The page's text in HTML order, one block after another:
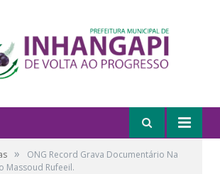
»
ONG Record Grava Documentário Na
Massoud Rufeeil.